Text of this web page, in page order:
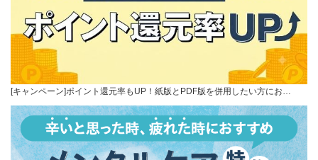
[キャンペーン]ポイント還元率もUP！紙版とPDF版を併用したい方にお…